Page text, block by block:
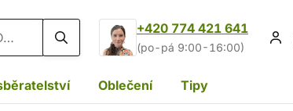
+420 774 421 641
(po-pá 9:00-16:00)
Oblečení Tipy